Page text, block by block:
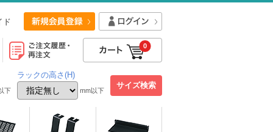
ド
0
下
ラックの高さ(H)
mm以下